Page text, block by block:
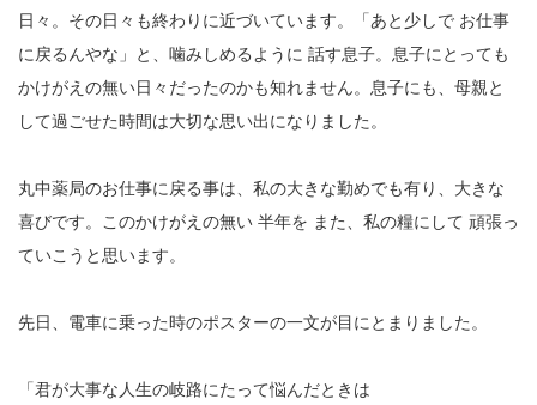
日々。その日々も終わりに近づいています。「あと少しで お仕事
に戻るんやな」と、噛みしめるように 話す息子。息子にとっても
かけがえの無い日々だったのかも知れません。息子にも、母親と
して過ごせた時間は大切な思い出になりました。
丸中薬局のお仕事に戻る事は、私の大きな勤めでも有り、大きな
喜びです。このかけがえの無い 半年を また、私の糧にして 頑張っ
ていこうと思います。
先日、電車に乗った時のポスターの一文が目にとまりました。
「君が大事な人生の岐路にたって悩んだときは
20
21
22
23
26